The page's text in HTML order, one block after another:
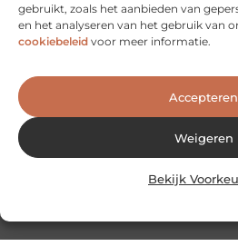
gebruikt, zoals het aanbieden van
en het analyseren van het gebruik van
cookiebeleid voor meer informatie.
Accepteren
Weigeren
Bekijk
Geen berichten meer om te